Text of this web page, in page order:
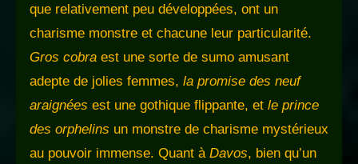
que relativement peu développées, ont un
charisme monstre et chacune leur particularité.
Gros cobra est une sorte de sumo amusant
adepte de jolies femmes, la promise des neuf
araignées est une gothique flippante, et le prince
des orphelins un monstre de charisme mystérieux
au pouvoir immense. Quant à Davos, bien qu’un